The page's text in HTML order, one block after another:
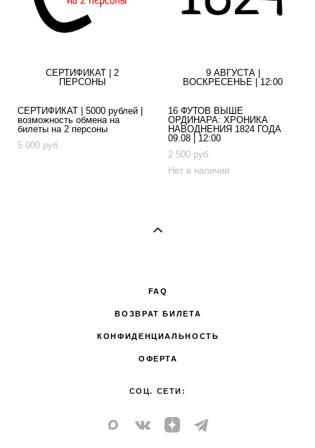
СЕРТИФИКАТ | 2
ПЕРСОНЫ
СЕРТИФИКАТ | 5000 рублей |
возможность обмена на
билеты на 2 персоны
5 000 pуб.
9 АВГУСТА |
ВОСКРЕСЕНЬЕ | 12:00
16 ФУТОВ ВЫШЕ
ОРДИНАРА: ХРОНИКА
НАВОДНЕНИЯ 1824 ГОДА
09.08 | 12:00
2 500 pуб.
Нет в наличии
FAQ
ВОЗВРАТ БИЛЕТА
КОНФИДЕНЦИАЛЬНОСТЬ
ОФЕРТА
СОЦ. СЕТИ: